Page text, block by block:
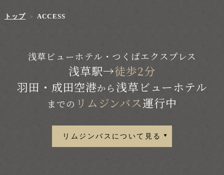
トップ ACCESS
浅草ビューホテル・つくばエクスプレス
浅草駅→徒歩2分
羽田・成田空港から 浅草ビューホテル
までの リムジンバス運行中
リムジンバスについて見る